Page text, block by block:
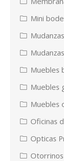
Mini
Muebles
Muebles
Muebles
Oficinas
Opticas
Otorrinos